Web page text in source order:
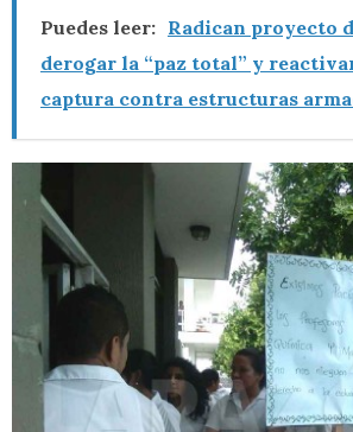
Puedes leer: Radican proyecto
derogar la “paz total” y
captura contra estructuras